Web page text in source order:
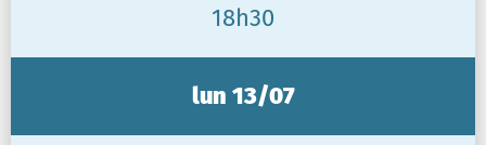
18h30
lun 13/07